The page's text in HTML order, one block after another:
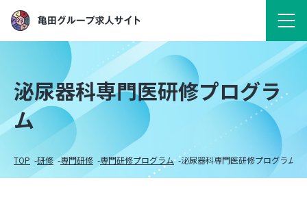
泌尿器科専門医研修プログラ
ム
TOP 研修 専門研修 専門研修プログラム 泌尿器科専門医研修プログラム